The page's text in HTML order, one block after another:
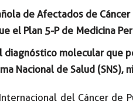
de Afectados de
el Plan 5-P de Medicina
diagnóstico molecular que
Nacional de Salud
del Cáncer de